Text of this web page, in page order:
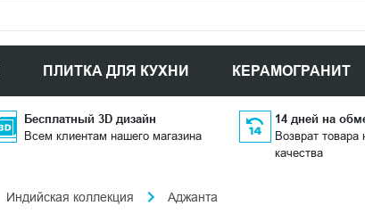
ПЛИТКА ДЛЯ КУХНИ КЕРАМОГРАНИТ
Бесплатный 3D дизайн
Всем клиентам нашего магазина
14 дней на
Возврат
качества
Индийская коллекция Аджанта